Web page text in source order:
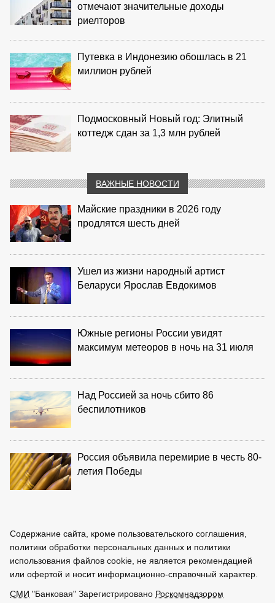
отмечают значительные доходы
риелторов
Путевка в Индонезию обошлась в 21
миллион рублей
Подмосковный Новый год: Элитный
коттедж сдан за 1,3 млн рублей
ВАЖНЫЕ НОВОСТИ
Майские праздники в 2026 году
продлятся шесть дней
Ушел из жизни народный артист
Беларуси Ярослав Евдокимов
Южные регионы России увидят
максимум метеоров в ночь на 31 июля
Над Россией за ночь сбито 86
беспилотников
Россия объявила перемирие в честь 80-
летия Победы
Содержание сайта, кроме пользовательского соглашения,
политики обработки персональных данных и политики
использования файлов cookie, не является рекомендацией
или офертой и носит информационно-справочный характер.
СМИ "Банковая" Зарегистрировано Роскомнадзором